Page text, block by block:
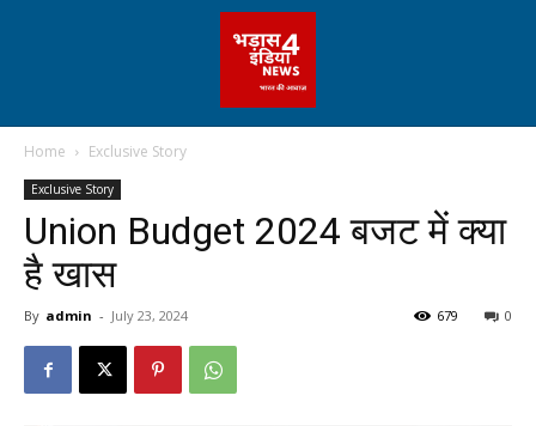
Home Exclusive Story
Exclusive Story
Union Budget 2024 बजट में क्या
है खास
By admin - July 23, 2024 0
679